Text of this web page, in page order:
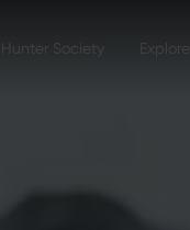
Society Explore